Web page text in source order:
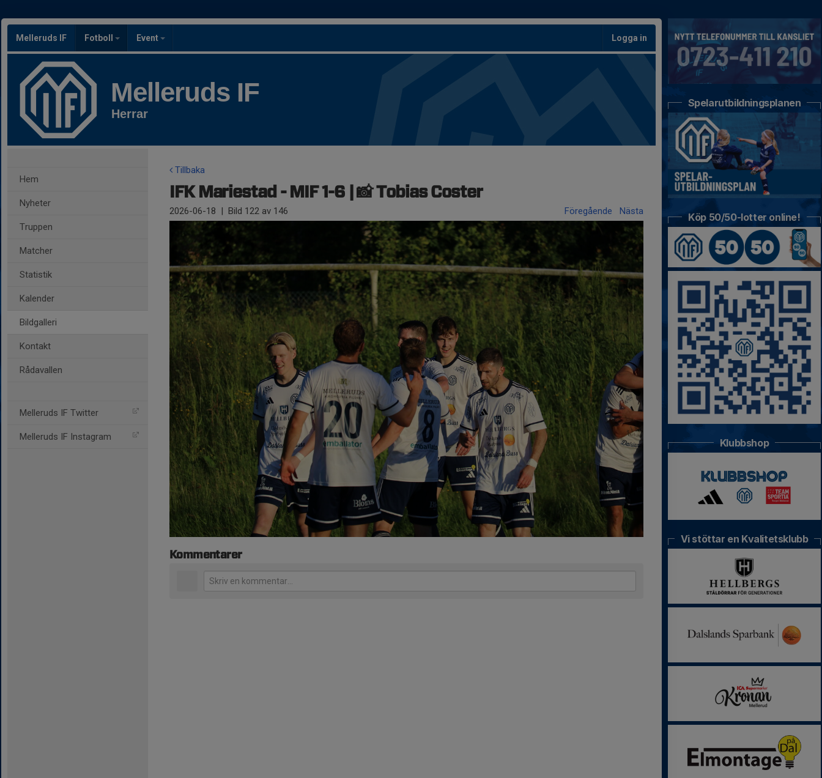
Melleruds IF Fotboll Event Logga in
Melleruds IF
Herrar
Hem
Nyheter
Truppen
Matcher
Statistik
Kalender
Bildgalleri
Kontakt
Rådavallen
Melleruds IF Twitter
Melleruds IF Instagram
Tillbaka
IFK Mariestad - MIF 1-6 | 📸 Tobias Coster
2026-06-18 | Bild 122 av 146 Föregående Nästa
Kommentarer
Spelarutbildningsplanen
Köp 50/50-lotter online!
Klubbshop
Vi stöttar en Kvalitetsklubb